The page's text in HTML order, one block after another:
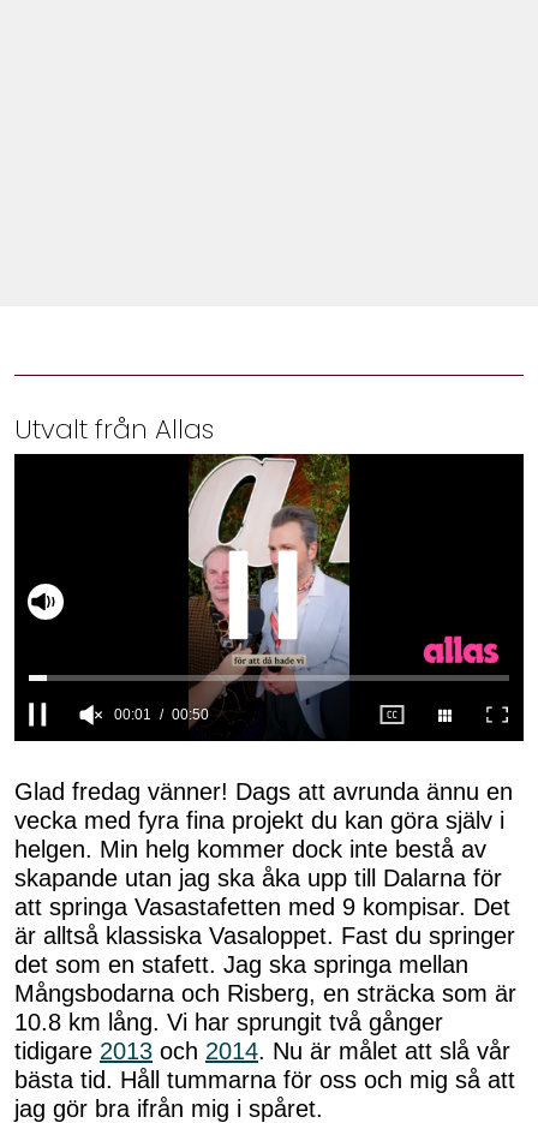
Utvalt från Allas
of
50
seconds
00:02 00:50
Glad fredag vänner! Dags att avrunda ännu en
vecka med fyra fina projekt du kan göra själv i
helgen. Min helg kommer dock inte bestå av
skapande utan jag ska åka upp till Dalarna för
att springa Vasastafetten med 9 kompisar. Det
är alltså klassiska Vasaloppet. Fast du springer
det som en stafett. Jag ska springa mellan
Mångsbodarna och Risberg, en sträcka som är
10.8 km lång. Vi har sprungit två gånger
tidigare 2013 och 2014. Nu är målet att slå vår
bästa tid. Håll tummarna för oss och mig så att
jag gör bra ifrån mig i spåret.